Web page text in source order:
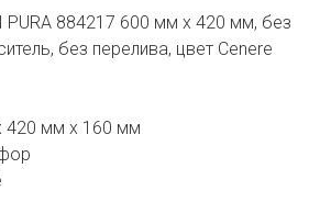
PURA 884217 600 мм х 420 мм, без
без перелива, цвет Cenere
420 мм х 160 мм